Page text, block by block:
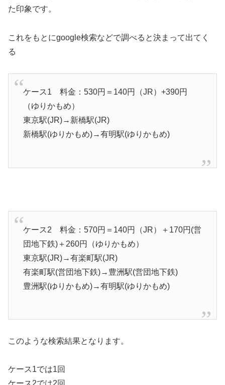
た印象です。
これをもとにgoogle検索などで調べると決まって出てく
る
ケース1 料金：530円＝140円（JR）+390円
（ゆりかもめ）
東京駅(JR)→新橋駅(JR)
新橋駅(ゆりかもめ)→有明駅(ゆりかもめ)
ケース2 料金：570円＝140円（JR）＋170円(営
団地下鉄)＋260円（ゆりかもめ）
東京駅(JR)→有楽町駅(JR)
有楽町駅(営団地下鉄)→豊洲駅(営団地下鉄)
豊洲駅(ゆりかもめ)→有明駅(ゆりかもめ)
このような検索結果となります。
ケース1では1回